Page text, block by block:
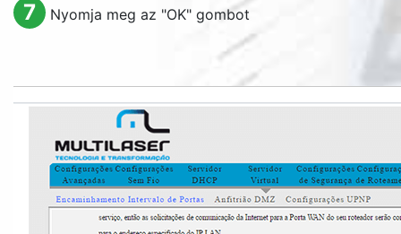
7 Nyomja meg az "OK" gombot